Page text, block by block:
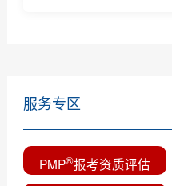
服务专区
PMP®报考资质评估